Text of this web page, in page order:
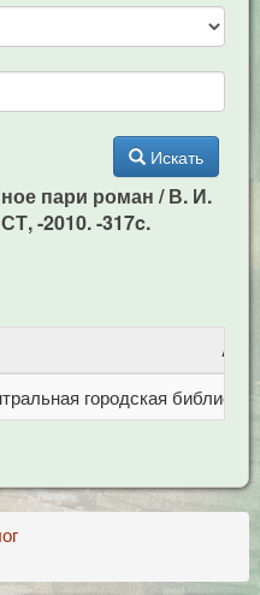
Искать
пари роман / В. И.
-2010. -317c.
городская